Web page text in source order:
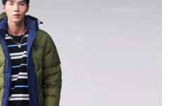
「超商條碼／台灣大直營門市／銀行轉
通路繳費。
公司」（以下簡稱本公司）所提供，讓
品或服務，並由商店將買賣／分期付款
用本公司帳單繳交帳款。
付」後，將跳轉至「AFTEE先享後付」
後，即可完成結帳。
通知簡訊。
擊此簡訊中的連結，可透過四大超商／
款，方視為交易完成。
刻繳費，但若您需要取消訂單，請聯絡
之訂單仍視為有效，需透過AFTEE先享
免運費
)免運費
上)免運費